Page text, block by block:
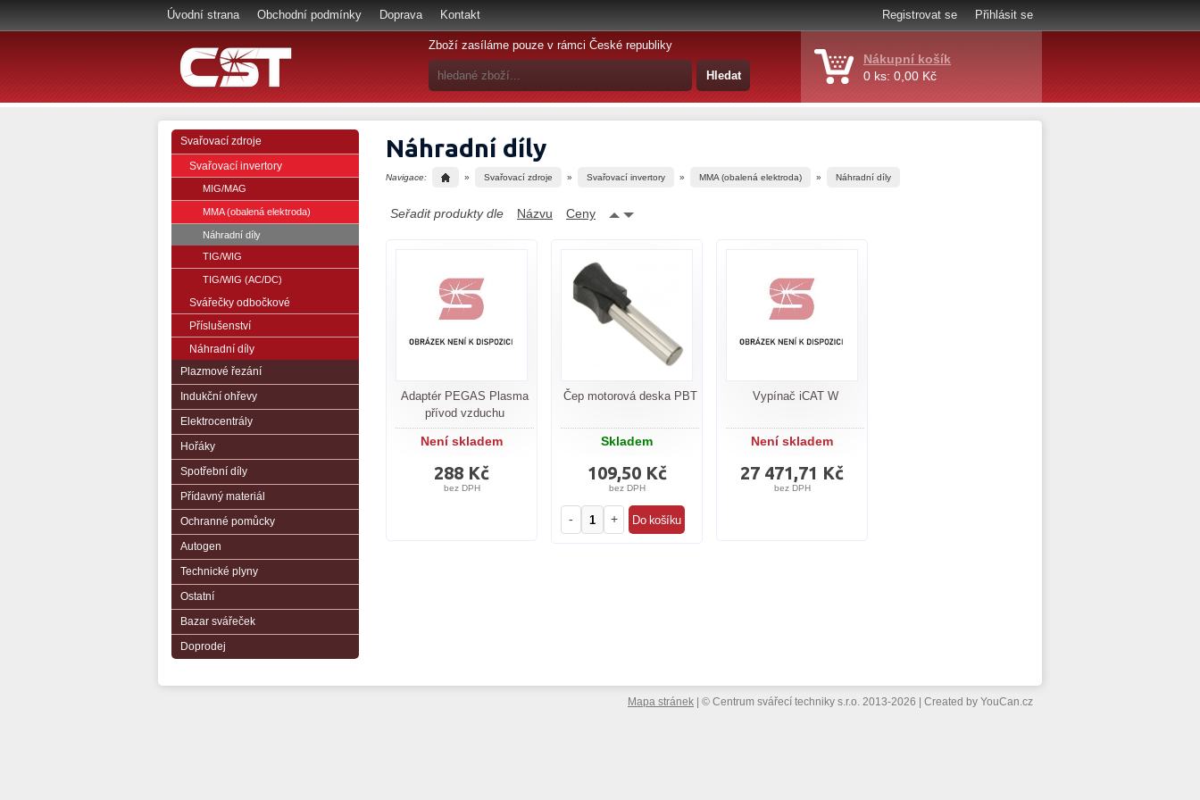
Úvodní strana Obchodní podmínky Doprava Kontakt Registrovat se Přihlásit se
Zboží zasíláme pouze v rámci České republiky
Nákupní košík
0 ks: 0,00 Kč
Svařovací zdroje
Svařovací invertory
MIG/MAG
MMA (obalená elektroda)
Náhradní díly
TIG/WIG
TIG/WIG (AC/DC)
Svářečky odbočkové
Příslušenství
Náhradní díly
Plazmové řezání
Indukční ohřevy
Elektrocentrály
Hořáky
Spotřební díly
Přídavný materiál
Ochranné pomůcky
Autogen
Technické plyny
Ostatní
Bazar svářeček
Doprodej
Náhradní díly
Navigace: » Svařovací zdroje » Svařovací invertory » MMA (obalená elektroda) » Náhradní díly
Seřadit produkty dle Názvu Ceny
Adaptér PEGAS Plasma
přívod vzduchu
Není skladem
288 Kč
bez DPH
Čep motorová deska PBT
Skladem
109,50 Kč
bez DPH
- +
Vypínač iCAT W
Není skladem
27 471,71 Kč
bez DPH
Mapa stránek © Centrum svářecí techniky s.r.o. 2013-2026 Created by YouCan.cz